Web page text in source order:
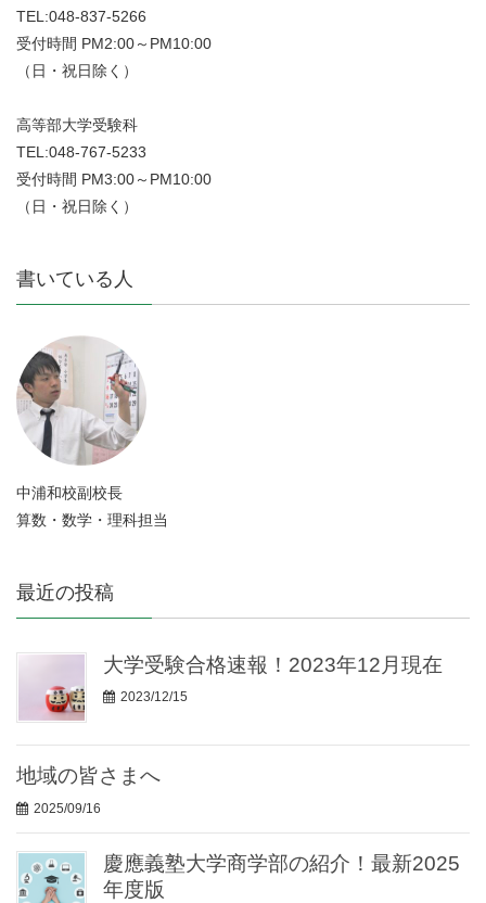
TEL:048-837-5266
受付時間 PM2:00～PM10:00
（日・祝日除く）
高等部大学受験科
TEL:048-767-5233
受付時間 PM3:00～PM10:00
（日・祝日除く）
書いている人
中浦和校副校長
算数・数学・理科担当
最近の投稿
大学受験合格速報！2023年12月現在
2023/12/15
地域の皆さまへ
2025/09/16
慶應義塾大学商学部の紹介！最新2025
年度版